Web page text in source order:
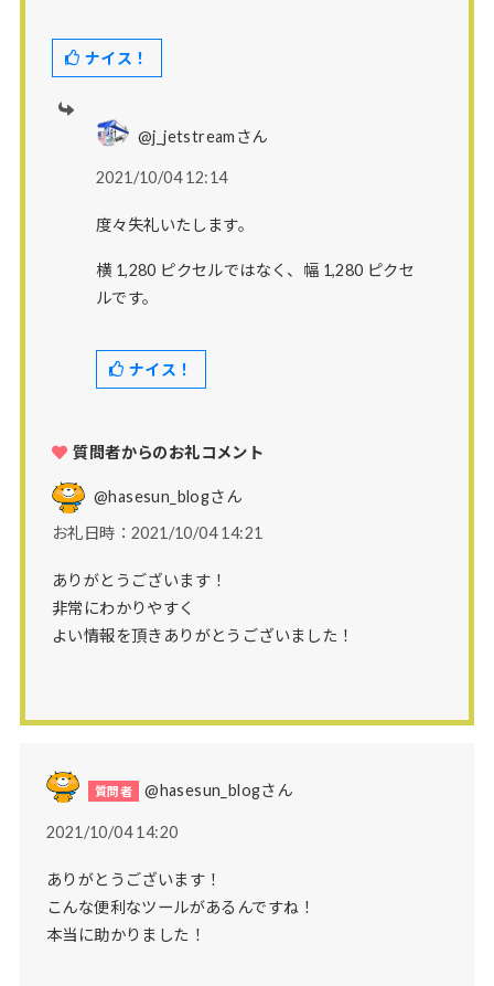
ナイス！
@j_jetstreamさん
2021/10/04 12:14
度々失礼いたします。
横 1,280 ピクセルではなく、幅 1,280 ピクセ
ルです。
ナイス！
質問者からのお礼コメント
@hasesun_blogさん
お礼日時：2021/10/04 14:21
ありがとうございます！
非常にわかりやすく
よい情報を頂きありがとうございました！
@hasesun_blogさん
2021/10/04 14:20
ありがとうございます！
こんな便利なツールがあるんですね！
本当に助かりました！